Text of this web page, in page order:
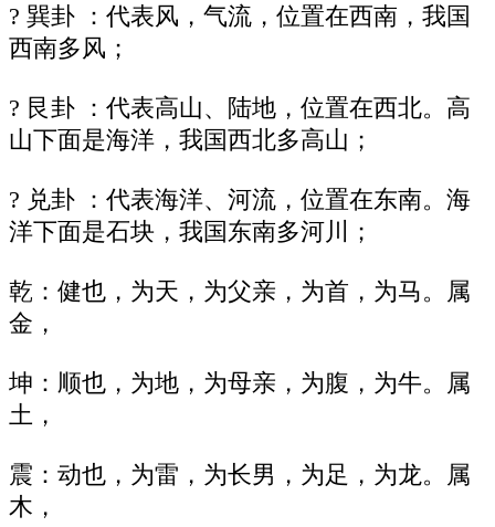
? 巽卦 ：代表风，气流，位置在西南，我国
西南多风；
? 艮卦 ：代表高山、陆地，位置在西北。高
山下面是海洋，我国西北多高山；
? 兑卦 ：代表海洋、河流，位置在东南。海
洋下面是石块，我国东南多河川；
乾：健也，为天，为父亲，为首，为马。属
金，
坤：顺也，为地，为母亲，为腹，为牛。属
土，
震：动也，为雷，为长男，为足，为龙。属
木，